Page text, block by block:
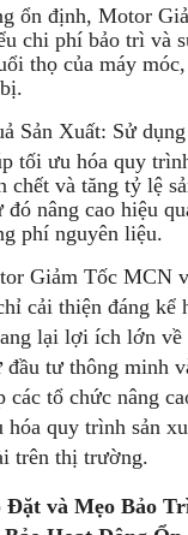
ổn định, Motor
chi phí bảo trì và
thọ của máy
Sản Xuất: Sử
tối ưu hóa quy
chết và tăng tỷ lệ
nâng cao hiệu
phí nguyên liệu.
Giảm Tốc MCN
cải thiện đáng kể
lại lợi ích lớn về
đầu tư thông minh
tổ chức nâng
hóa quy trình sản
trên thị trường.
Đặt và Mẹo Bảo